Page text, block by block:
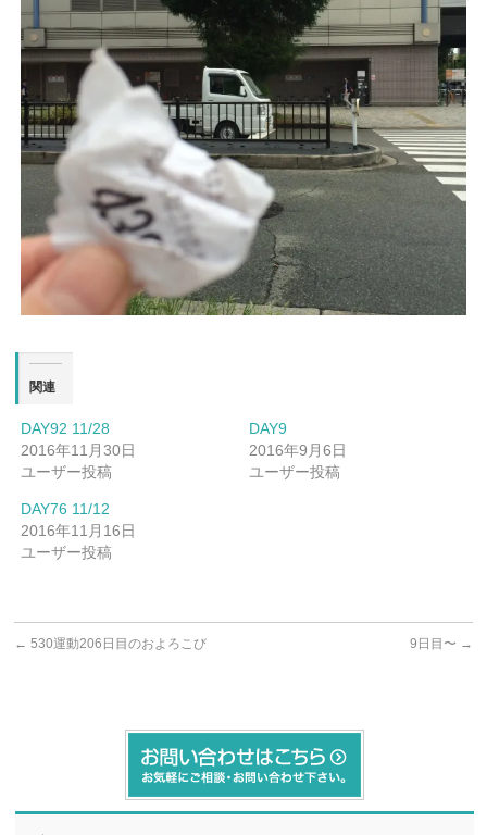
関連
DAY92 11/28
2016年11月30日
ユーザー投稿
DAY9
2016年9月6日
ユーザー投稿
DAY76 11/12
2016年11月16日
ユーザー投稿
← 530運動206日目のおよろこび 9日目〜 →